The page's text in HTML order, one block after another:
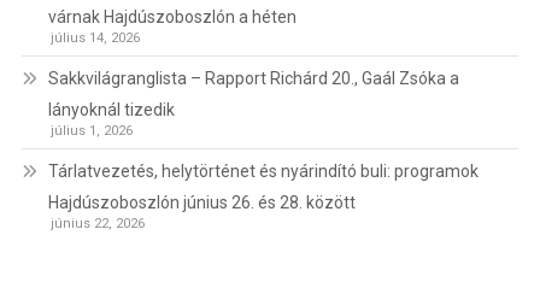
várnak Hajdúszoboszlón a héten
július 14, 2026
Sakkvilágranglista – Rapport Richárd 20., Gaál Zsóka a
lányoknál tizedik
július 1, 2026
Tárlatvezetés, helytörténet és nyárindító buli: programok
Hajdúszoboszlón június 26. és 28. között
június 22, 2026